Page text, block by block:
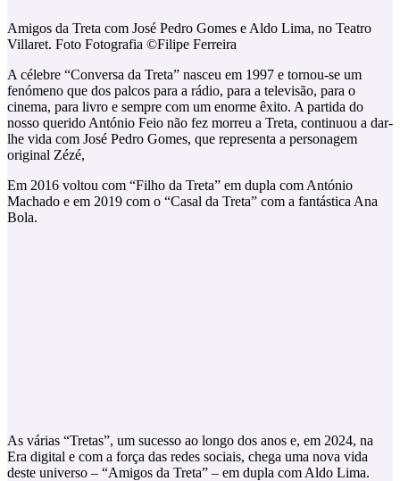
Amigos da Treta com José Pedro Gomes e Aldo Lima, no Teatro
Villaret. Foto Fotografia ©Filipe Ferreira
A célebre “Conversa da Treta” nasceu em 1997 e tornou-se um
fenómeno que dos palcos para a rádio, para a televisão, para o
cinema, para livro e sempre com um enorme êxito. A partida do
nosso querido António Feio não fez morreu a Treta, continuou a dar-
lhe vida com José Pedro Gomes, que representa a personagem
original Zézé,
Em 2016 voltou com “Filho da Treta” em dupla com António
Machado e em 2019 com o “Casal da Treta” com a fantástica Ana
Bola.
As várias “Tretas”, um sucesso ao longo dos anos e, em 2024, na
Era digital e com a força das redes sociais, chega uma nova vida
deste universo – “Amigos da Treta” – em dupla com Aldo Lima.